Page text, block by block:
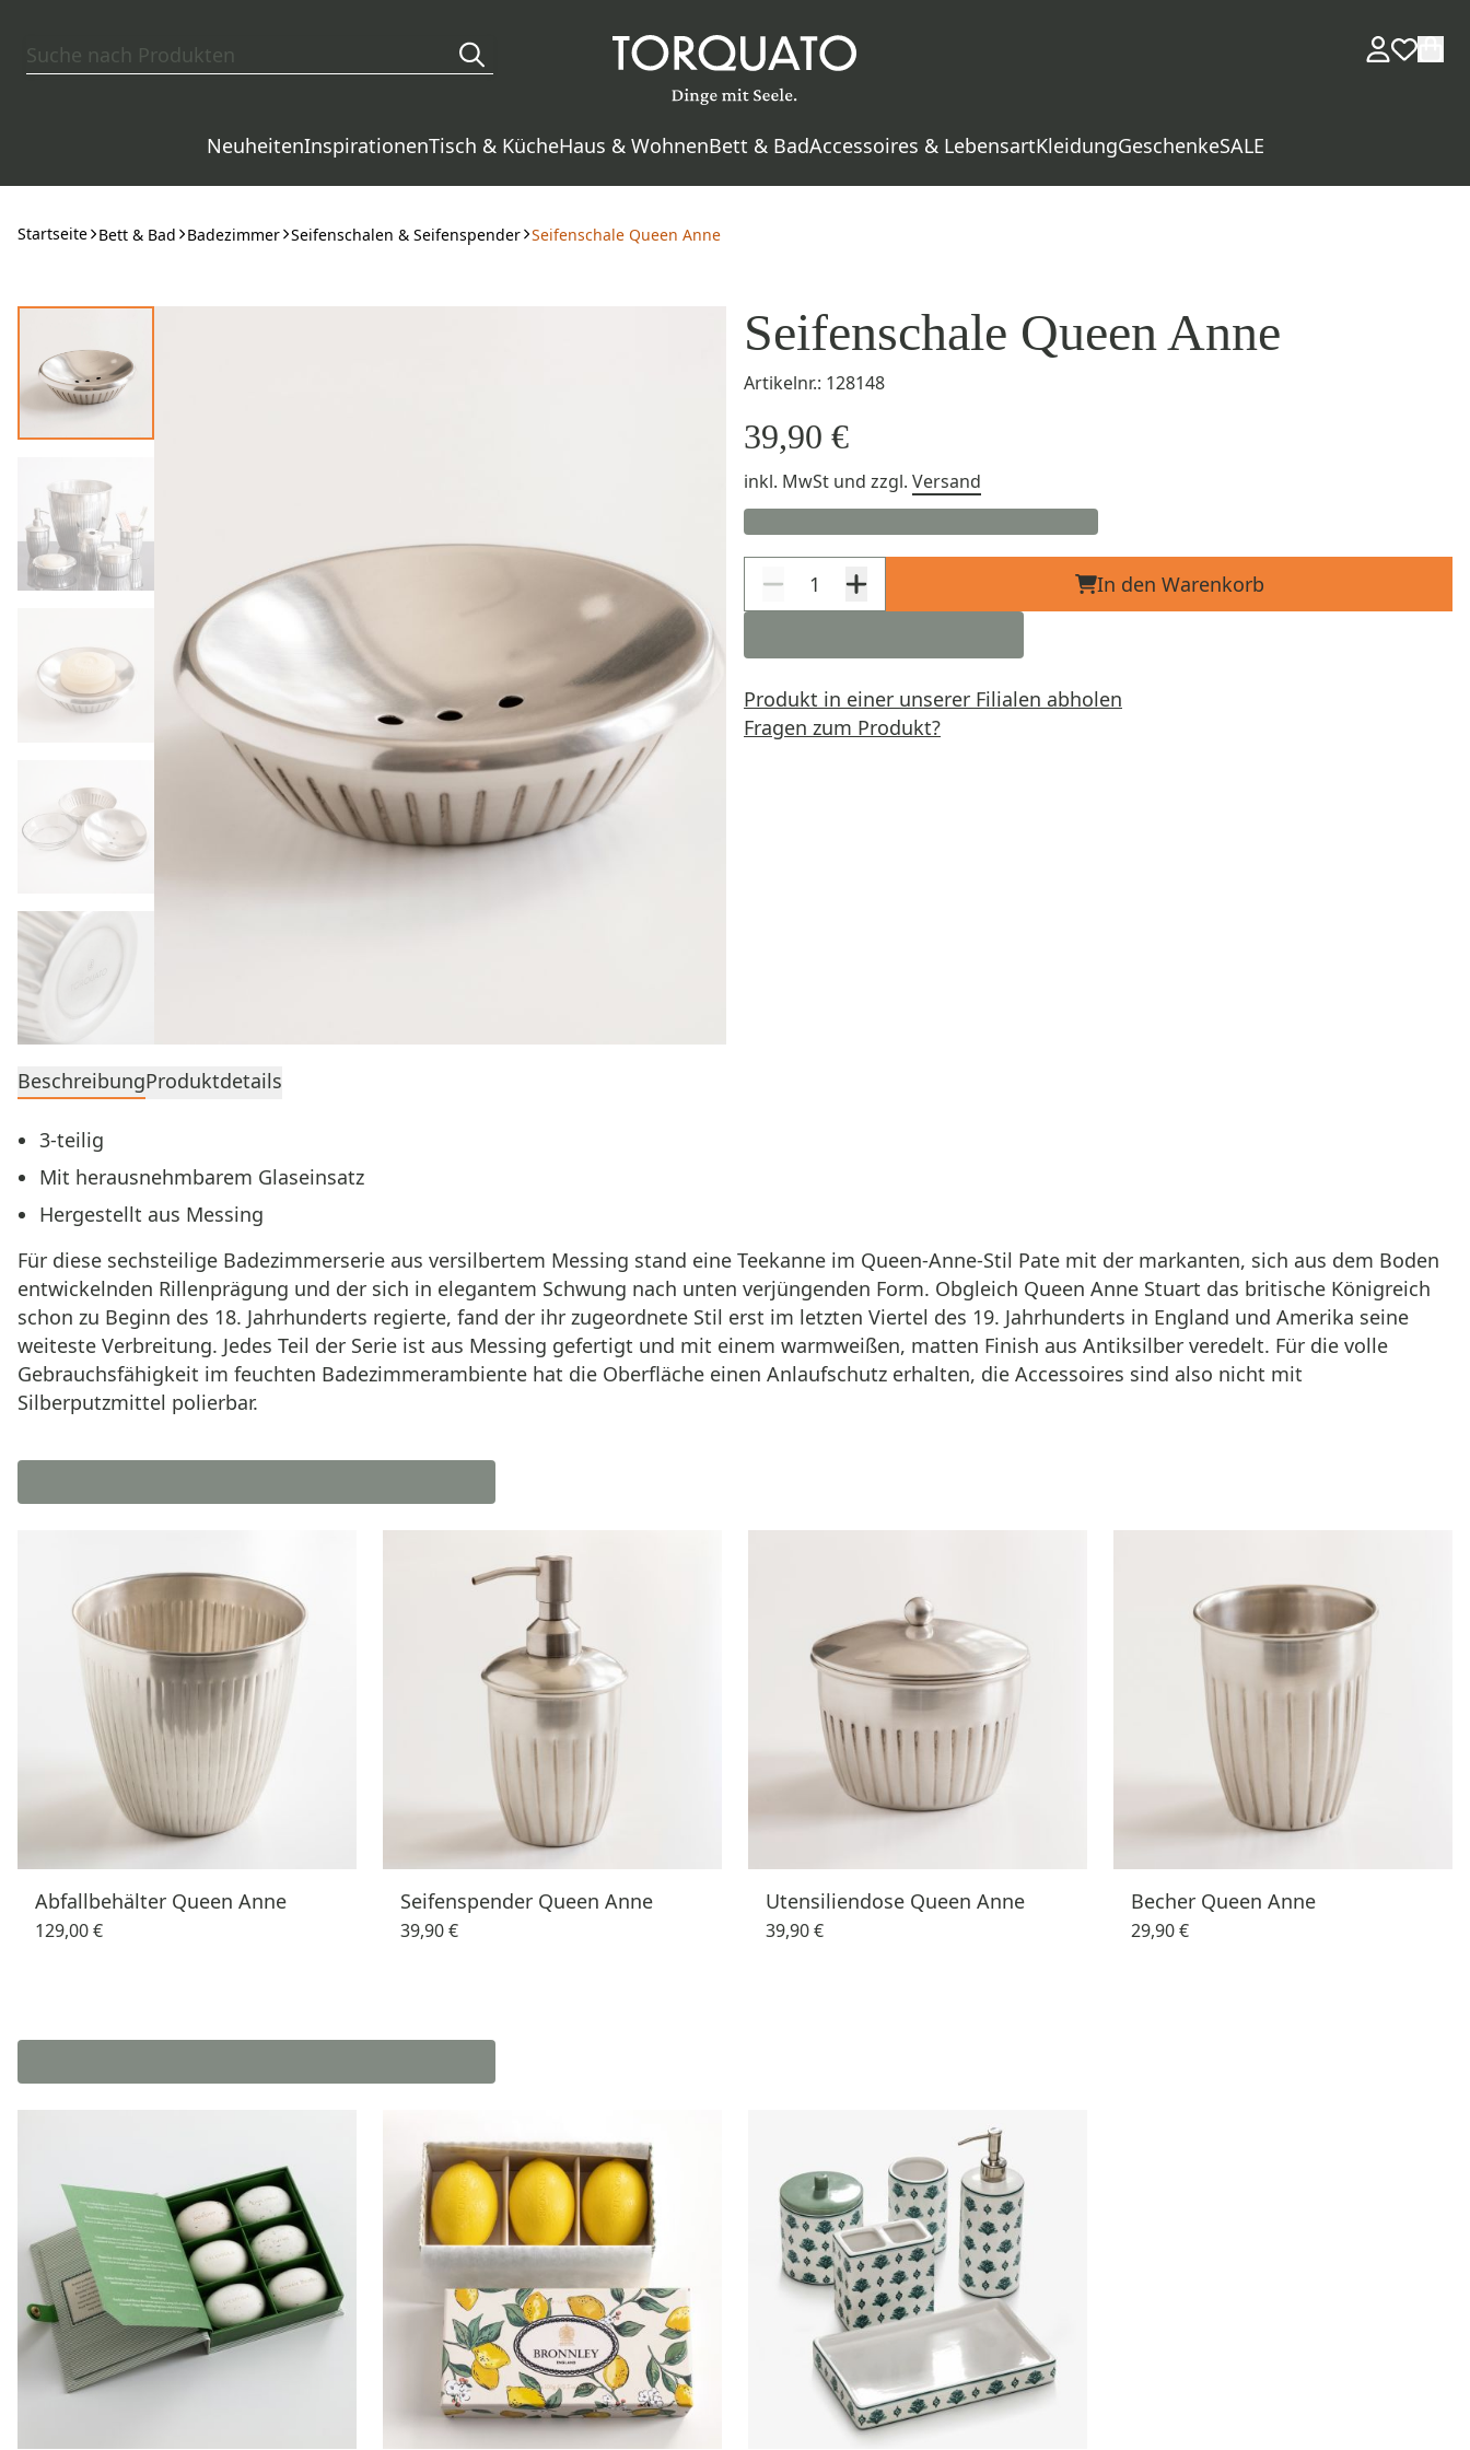
NeuheitenInspirationenTisch & KücheHaus & WohnenBett & BadAccessoires & LebensartKleidungGeschenkeSALE
Startseite Bett & Bad Badezimmer Seifenschalen & Seifenspender Seifenschale Queen Anne
Seifenschale Queen Anne
Artikelnr.: 128148
39,90 €
inkl. MwSt und zzgl. Versand
In den Warenkorb
Produkt in einer unserer Filialen abholen
Fragen zum Produkt?
BeschreibungProduktdetails
3-teilig
Mit herausnehmbarem Glaseinsatz
Hergestellt aus Messing
Für diese sechsteilige Badezimmerserie aus versilbertem Messing stand eine Teekanne im Queen-Anne-Stil Pate mit der markanten, sich aus dem Boden
entwickelnden Rillenprägung und der sich in elegantem Schwung nach unten verjüngenden Form. Obgleich Queen Anne Stuart das britische Königreich
schon zu Beginn des 18. Jahrhunderts regierte, fand der ihr zugeordnete Stil erst im letzten Viertel des 19. Jahrhunderts in England und Amerika seine
weiteste Verbreitung. Jedes Teil der Serie ist aus Messing gefertigt und mit einem warmweißen, matten Finish aus Antiksilber veredelt. Für die volle
Gebrauchsfähigkeit im feuchten Badezimmerambiente hat die Oberfläche einen Anlaufschutz erhalten, die Accessoires sind also nicht mit
Silberputzmittel polierbar.
Abfallbehälter Queen Anne
129,00 €
Seifenspender Queen Anne
39,90 €
Utensiliendose Queen Anne
39,90 €
Becher Queen Anne
29,90 €